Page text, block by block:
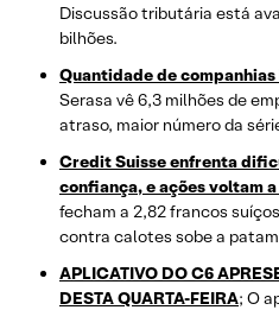
Discussão tributária está
bilhões.
Quantidade de
Serasa vê 6,3 milhões de
atraso, maior número da
Credit Suisse enfrenta
confiança, e ações voltam
fecham a 2,82 francos
contra calotes sobe a
APLICATIVO DO C6
DESTA QUARTA-FEIRA; O